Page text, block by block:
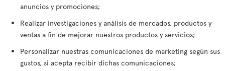
anuncios y promociones;
Realizar investigaciones y análisis de mercados, productos y
ventas a fin de mejorar nuestros productos y servicios;
Personalizar nuestras comunicaciones de marketing según sus
gustos, si acepta recibir dichas comunicaciones;